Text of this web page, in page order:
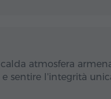
atmosfera
sentire l'integrità